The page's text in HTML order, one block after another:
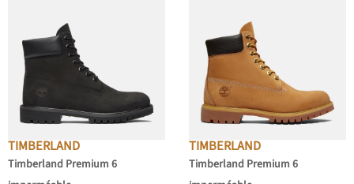
TIMBERLAND
Timberland Premium 6
TIMBERLAND
Timberland Premium 6